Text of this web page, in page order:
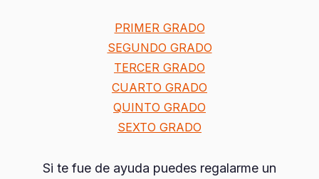
PRIMER GRADO
SEGUNDO GRADO
TERCER GRADO
CUARTO GRADO
QUINTO GRADO
SEXTO GRADO
Si te fue de ayuda puedes regalarme un